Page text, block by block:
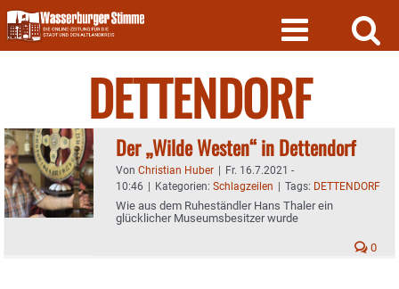
Skip
to
content
DETTENDORF
Der „Wilde Westen“ in Dettendorf
Von Christian Huber | Fr. 16.7.2021 -
10:46 | Kategorien: Schlagzeilen | Tags: DETTENDORF
Wie aus dem Ruheständler Hans Thaler ein
glücklicher Museumsbesitzer wurde
0